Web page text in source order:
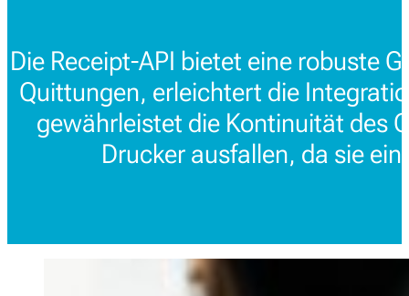
Die Receipt-API bietet eine robuste
Quittungen, erleichtert die
gewährleistet die Kontinuität des
Drucker ausfallen, da sie